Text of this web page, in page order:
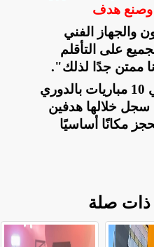
وصنع هدف
والجهاز الفني
على التأقلم
ممتن جدًا لذلك."
وشارك إبراهيم عادل في 10 مباريات بالدوري
سجل خلالها هدفين
مكانًا أساسيًا
صلة